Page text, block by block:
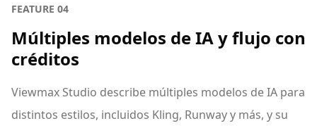
FEATURE 04
Múltiples modelos de IA y flujo con
créditos
Viewmax Studio describe múltiples modelos de IA para
distintos estilos, incluidos Kling, Runway y más, y su